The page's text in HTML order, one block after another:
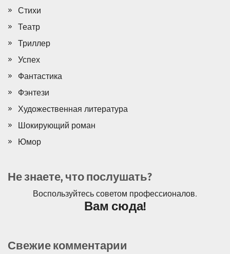
Стихи
Театр
Триллер
Успех
Фантастика
Фэнтези
Художественная литература
Шокирующий роман
Юмор
Не знаете, что послушать?
Воспользуйтесь советом профессионалов.
Вам сюда!
Свежие комментарии